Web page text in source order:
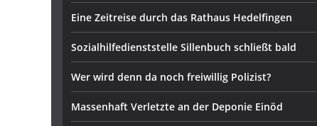
Eine Zeitreise durch das Rathaus Hedelfingen
Sozialhilfedienststelle Sillenbuch schließt bald
Wer wird denn da noch freiwillig Polizist?
Massenhaft Verletzte an der Deponie Einöd